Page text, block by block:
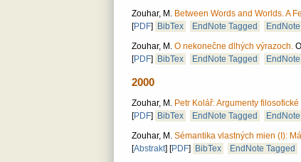
Zouhar, M. Between Words and Worlds. A
[PDF] BibTex EndNote Tagged
Zouhar, M. O nekonečne dlhých výrazoch.
[PDF] BibTex EndNote Tagged
2000
Zouhar, M. Petr Kolář: Argumenty filosofické
[PDF] BibTex EndNote Tagged
Zouhar, M. Sémantika vlastných mien (I):
[Abstrakt] [PDF] BibTex EndNote Tagged